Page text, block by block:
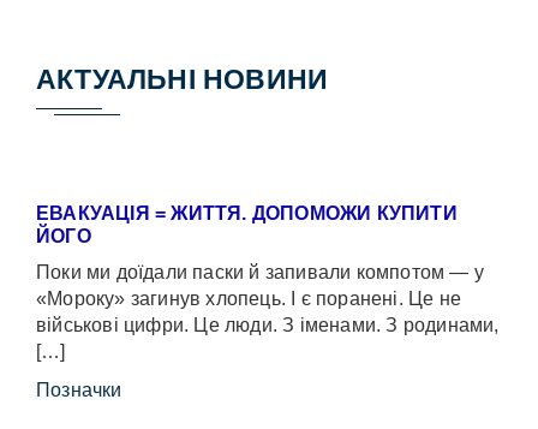
АКТУАЛЬНІ НОВИНИ
ЕВАКУАЦІЯ = ЖИТТЯ. ДОПОМОЖИ КУПИТИ
ЙОГО
Поки ми доїдали паски й запивали компотом — у
«Мороку» загинув хлопець. І є поранені. Це не
військові цифри. Це люди. З іменами. З родинами,
[…]
Позначки